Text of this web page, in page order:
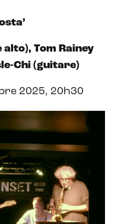
Tom Rainey
Chi (guitare)
2025, 20h30